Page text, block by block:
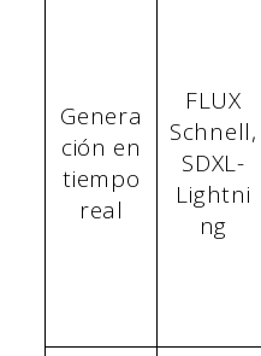
Genera
ción en
tiempo
real
FLUX
Schnell,
SDXL-
Lightni
ng